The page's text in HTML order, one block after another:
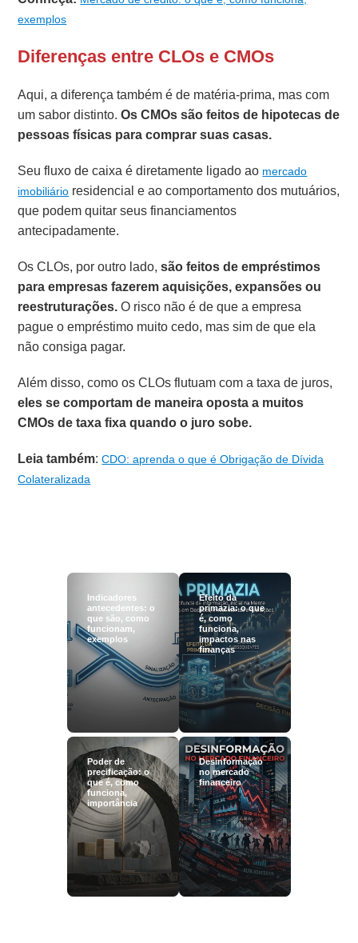
exemplos
Diferenças entre CLOs e CMOs
Aqui, a diferença também é de matéria-prima, mas com
um sabor distinto.Os CMOs são feitos de hipotecas de
pessoas físicas para comprar suas casas.
Seu fluxo de caixa é diretamente ligado ao mercado
imobiliário residencial e ao comportamento dos mutuários,
que podem quitar seus financiamentos
antecipadamente.
Os CLOs, por outro lado,são feitos de empréstimos
para empresas fazerem aquisições, expansões ou
reestruturações.O risco não é de que a empresa
pague o empréstimo muito cedo, mas sim de que ela
não consiga pagar.
Além disso, como os CLOs flutuam com a taxa de juros,
eles se comportam de maneira oposta a muitos
CMOs de taxa fixa quando o juro sobe.
Leia também:CDO: aprenda o que é Obrigação de Dívida
Colateralizada
Indicadores
antecedentes: o
que são, como
funcionam,
exemplos
Efeito da
primazia: o que
é, como
funciona,
impactos nas
finanças
Poder de
precificação: o
que é, como
funciona,
importância
Desinformação
no mercado
financeiro